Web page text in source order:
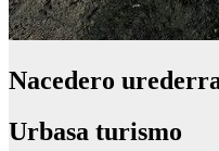
Nacedero
Urbasa turismo